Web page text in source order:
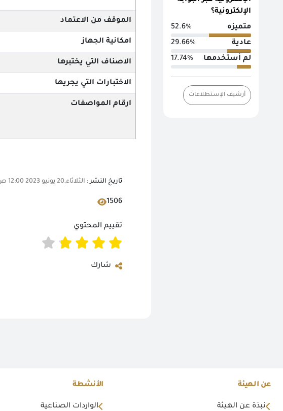
الإلكترونية؟
متميزه
52.6%
عادية
29.66%
لم أستخدمها
17.74%
أرشيف الإستطلاعات
الموقف من الاعتماد
امكانية الجهاز
الاصناف التي يختبرها
الاختبارات التي يجريها
ارقام المواصفات
تاريخ النشر : الثلاثاء,20 يونيو 2023 12:00 ص
1506
تقييم المحتوي
شارك
عن الهيئة
نبذة عن الهيئة
الأنشطة
الواردات الصناعية